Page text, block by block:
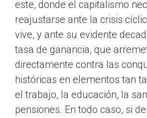
este, donde el capitalismo
reajustarse ante la crisis
vive, y ante su evidente
tasa de ganancia, que
directamente contra las
históricas en elementos tan
el trabajo, la educación, la
pensiones. En todo caso, si